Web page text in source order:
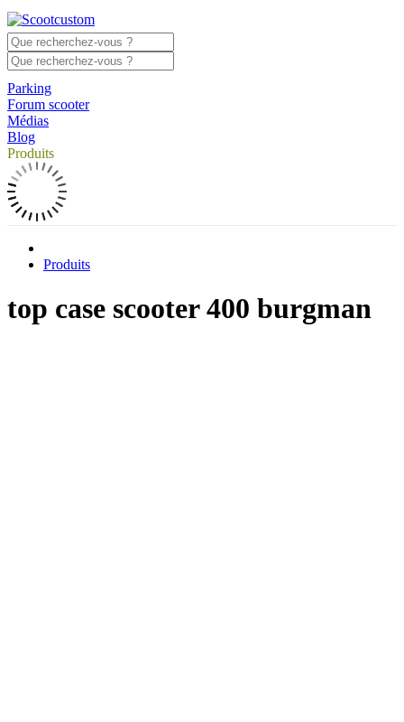
Parking
Forum scooter
Médias
Blog
Produits
Produits
top case scooter 400 burgman